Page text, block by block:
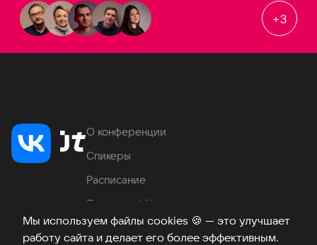
Мы используем файлы cookies 🍪 — это улучшает
работу сайта и делает его более эффективным.
+3
О конференции
Спикеры
Расписание
Продукты VK
Место проведения